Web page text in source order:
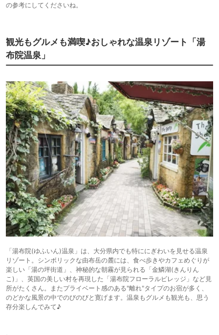
の参考にしてくださいね。
観光もグルメも満喫♪おしゃれな温泉リゾート「湯
布院温泉」
「湯布院(ゆふいん)温泉」は、大分県内でも特ににぎわいを見せる温泉
リゾート。シンボリックな由布岳の麓には、食べ歩きやカフェめぐりが
楽しい「湯の坪街道」、神秘的な朝霧が見られる「金鱗湖(きんりん
こ)」、英国の美しい村を再現した「湯布院フローラルビレッジ」など見
所がたくさん。またプライベート感のある"離れ"タイプのお宿が多く、
のどかな風景の中でのびのびと寛げます。温泉もグルメも観光も、思う
存分楽しんでみて♪